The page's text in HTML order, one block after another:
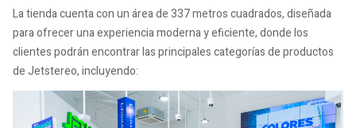
La tienda cuenta con un área de 337 metros cuadrados, diseñada
para ofrecer una experiencia moderna y eficiente, donde los
clientes podrán encontrar las principales categorías de productos
de Jetstereo, incluyendo: